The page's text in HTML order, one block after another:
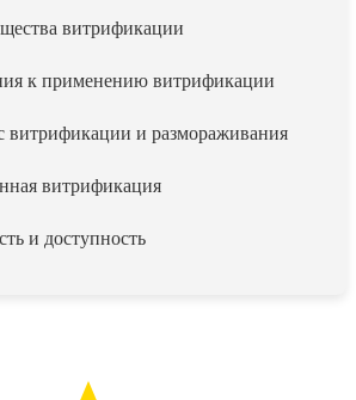
витрификации
к применению витрификации
витрификации и размораживания
витрификация
и доступность